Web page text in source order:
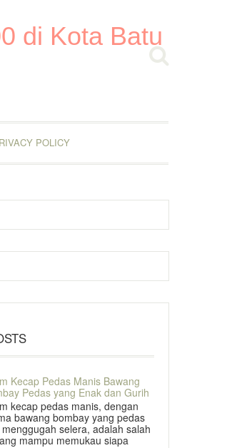
di Kota Batu
POLICY
Kecap Pedas Manis Bawang
Pedas yang Enak dan Gurih
kecap pedas manis, dengan
bawang bombay yang pedas
selera, adalah salah
mampu memukau siapa